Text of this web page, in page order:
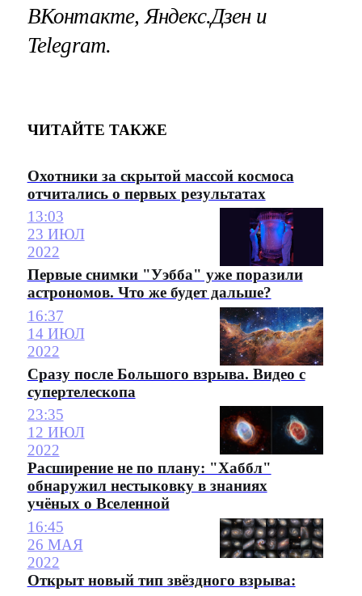
ВКонтакте, Яндекс.Дзен и
Telegram.
ЧИТАЙТЕ ТАКЖЕ
Охотники за скрытой массой космоса
отчитались о первых результатах
13:03
23 ИЮЛ
2022
Первые снимки "Уэбба" уже поразили
астрономов. Что же будет дальше?
16:37
14 ИЮЛ
2022
Сразу после Большого взрыва. Видео с
супертелескопа
23:35
12 ИЮЛ
2022
Расширение не по плану: "Хаббл"
обнаружил нестыковку в знаниях
учёных о Вселенной
16:45
26 МАЯ
2022
Открыт новый тип звёздного взрыва: